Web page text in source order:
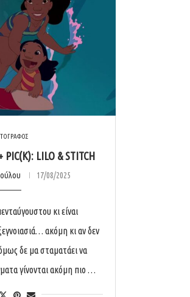
PIC(K): LILO & STITCH
17/08/2025
κι είναι
ακόμη κι αν δεν
δε μα σταματάει να
γίνονται ακόμη πιο …